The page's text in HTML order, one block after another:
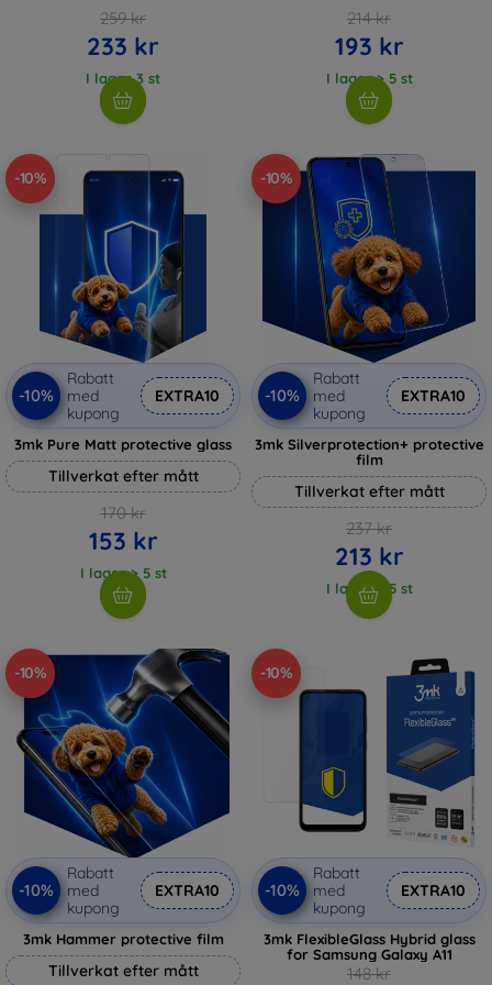
259 kr
233 kr
I lager 3 st
214 kr
193 kr
I lager > 5 st
-10%
-10%
Rabatt
med
kupong
EXTRA10
3mk Pure Matt protective glass
Tillverkat efter mått
170 kr
153 kr
I lager > 5 st
-10%
-10%
Rabatt
med
kupong
EXTRA10
3mk Silverprotection+ protective
film
Tillverkat efter mått
237 kr
213 kr
I lager > 5 st
-10%
-10%
Rabatt
med
kupong
EXTRA10
3mk Hammer protective film
Tillverkat efter mått
-10%
-10%
Rabatt
med
kupong
EXTRA10
3mk FlexibleGlass Hybrid glass
for Samsung Galaxy A11
148 kr